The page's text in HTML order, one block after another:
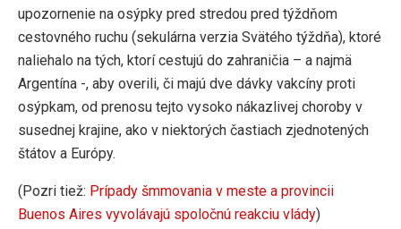
upozornenie na osýpky pred stredou pred týždňom
cestovného ruchu (sekulárna verzia Svätého týždňa), ktoré
naliehalo na tých, ktorí cestujú do zahraničia – a najmä
Argentína -, aby overili, či majú dve dávky vakcíny proti
osýpkam, od prenosu tejto vysoko nákazlivej choroby v
susednej krajine, ako v niektorých častiach zjednotených
štátov a Európy.
(Pozri tiež: Prípady šmmovania v meste a provincii
Buenos Aires vyvolávajú spoločnú reakciu vlády)